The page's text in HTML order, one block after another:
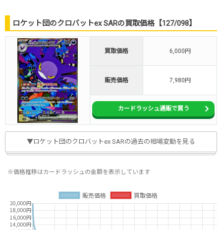
ロケット団のクロバットex SARの買取価格【127/098】
買取価格 6,000円
販売価格 7,980円
カードラッシュ通販で買う
▼ロケット団のクロバットex SARの過去の相場変動を見る
※価格推移はカードラッシュの金額を表示しています